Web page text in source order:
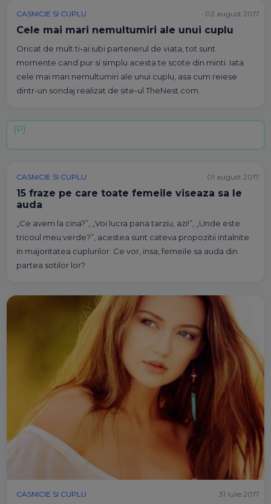
CASNICIE SI CUPLU
Cele mai mari nemultumiri ale unui cuplu
Oricat de mult ti-ai iubi partenerul de viata, tot sunt
momente cand pur si simplu acesta te scote din minti. Iata
cele mai mari nemultumiri ale unui cuplu, asa cum reiese
dintr-un sondaj realizat de site-ul TheNest.com.
02 august 2017
CASNICIE SI CUPLU
15 fraze pe care toate femeile viseaza sa le
auda
„Ce avem la cina?”, „Voi lucra pana tarziu, azi!”, „Unde este
tricoul meu verde?”, acestea sunt cateva propozitii intalnite
in majoritatea cuplurilor. Ce vor, insa, femeile sa auda din
partea sotilor lor?
01 august 2017
CASNICIE SI CUPLU 31 iulie 2017